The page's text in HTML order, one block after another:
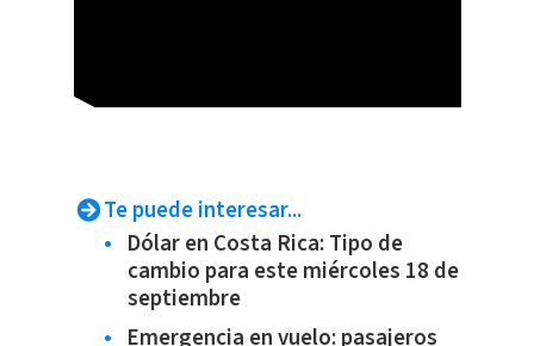
Te puede interesar...
Dólar en Costa Rica: Tipo de
cambio para este miércoles 18 de
septiembre
Emergencia en vuelo: pasajeros